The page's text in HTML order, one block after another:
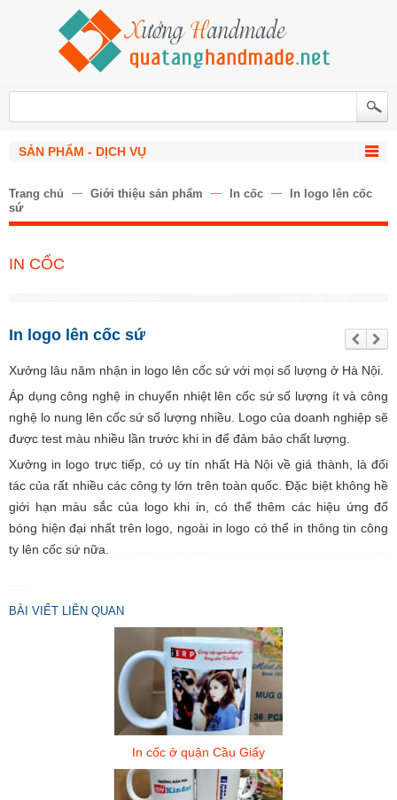
SẢN PHẨM - DỊCH VỤ
Trang chủ Giới thiệu sản phẩm In cốc
In logo lên cốc
sứ
IN CỐC
In logo lên cốc sứ
Trư
ớc
Tiế
p
the
o
Xưởng lâu năm nhận in logo lên cốc sứ với mọi số lượng ở Hà Nội.
Áp dụng công nghệ in chuyển nhiệt lên cốc sứ số lượng ít và công
nghệ lo nung lên cốc sứ số lượng nhiều. Logo của doanh nghiệp sẽ
được test màu nhiều lần trước khi in để đảm bảo chất lượng.
Xưởng in logo trực tiếp, có uy tín nhất Hà Nội về giá thành, là đối
tác của rất nhiều các công ty lớn trên toàn quốc. Đặc biệt không hề
giới hạn màu sắc của logo khi in, có thể thêm các hiệu ứng đổ
bóng hiện đại nhất trên logo, ngoài in logo có thể in thông tin công
ty lên cốc sứ nữa.
BÀI VIẾT LIÊN QUAN
In cốc ở quận Cầu Giấy